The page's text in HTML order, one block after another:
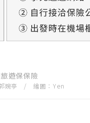
遊保保險
郭婉亭 / 繪圖：Yen